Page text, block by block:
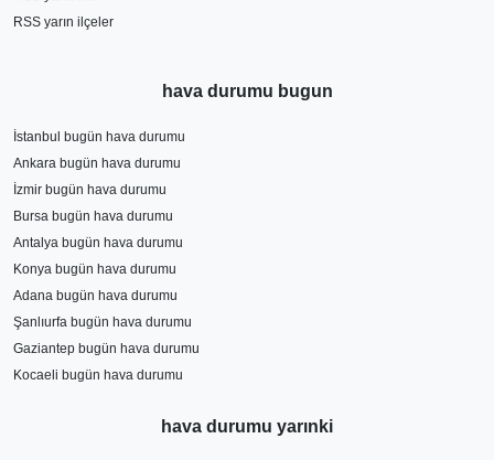
RSS yarın ilçeler
hava durumu bugun
İstanbul bugün hava durumu
Ankara bugün hava durumu
İzmir bugün hava durumu
Bursa bugün hava durumu
Antalya bugün hava durumu
Konya bugün hava durumu
Adana bugün hava durumu
Şanlıurfa bugün hava durumu
Gaziantep bugün hava durumu
Kocaeli bugün hava durumu
hava durumu yarınki